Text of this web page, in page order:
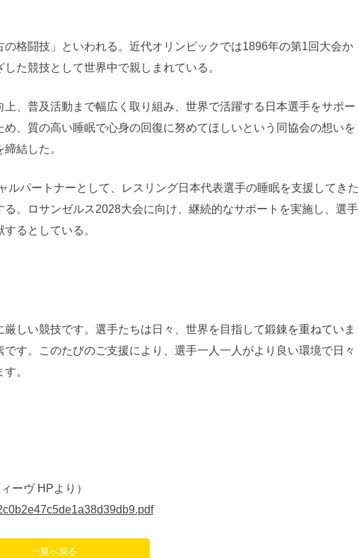
格闘技」といわれる。近代オリンピックでは1896年の第1回大会か
た競技として世界中で親しまれている。
、普及活動まで幅広く取り組み、世界で活躍する日本選手をサポー
、質の高い睡眠で心身の回復に努めてほしいという同協会の想いを
結した。
パートナーとして、レスリング日本代表選手の睡眠を支援してきた
。ロサンゼルス2028大会に向け、継続的なサポートを実施し、選手
るとしている。
しい競技です。選手たちは日々、世界を目指して鍛錬を重ねていま
す。このたびのご支援により、選手一人一人がより良い環境で日々
。
ーヴ HPより）
一覧へ戻る